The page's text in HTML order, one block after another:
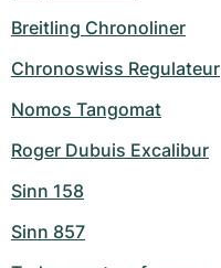
Breitling Chronoliner
Chronoswiss Regulateur
Nomos Tangomat
Roger Dubuis Excalibur
Sinn 158
Sinn 857